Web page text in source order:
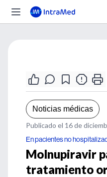
Noticias médicas
Publicado el 16 de
En pacientes no
Molnupiravir
tratamiento